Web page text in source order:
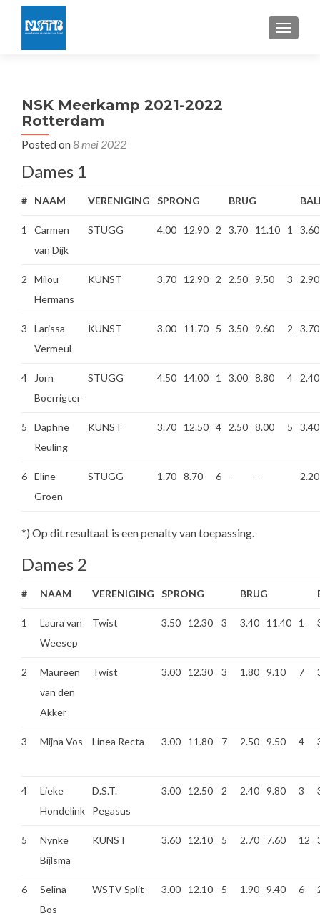
NSK Meerkamp 2021-2022
Rotterdam
Posted on8 mei 2022
Dames 1
# NAAM VERENIGING SPRONG BRUG
1
Carmen
van Dijk
STUGG 4.00 12.90 2 3.70 11.10 1 3.60
2
Milou
Hermans
KUNST 3.70 12.90 2 2.50 9.50 3 2.90
3
Larissa
Vermeul
KUNST 3.00 11.70 5 3.50 9.60 2 3.70
4
Jorn
Boerrigter
STUGG 4.50 14.00 1 3.00 8.80 4 2.40
5
Daphne
Reuling
KUNST 3.70 12.50 4 2.50 8.00 5 3.40
6 Eline
Groen
STUGG 1.70 8.70 6 – – 2.20
*) Op dit resultaat is een penalty van toepassing.
Dames 2
# NAAM VERENIGING SPRONG BRUG
1
Laura van
Weesep
Twist 3.50 12.30 3 3.40 11.40 1
2
Maureen
van den
Akker
Twist 3.00 12.30 3 1.80 9.10 7
3 Mijna Vos Linea Recta 3.00 11.80 7 2.50 9.50 4
4
Lieke
Hondelink
D.S.T.
Pegasus
3.00 12.50 2 2.40 9.80 3
5
Nynke
Bijlsma
KUNST 3.60 12.10 5 2.70 7.60 12
6
Selina
Bos
WSTV Split 3.00 12.10 5 1.90 9.40 6